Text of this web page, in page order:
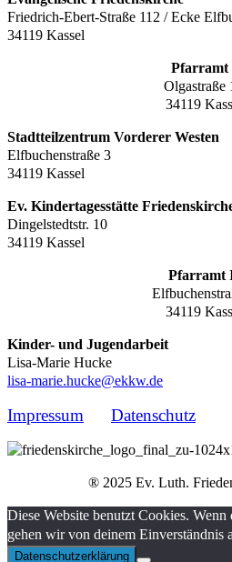
Friedrich-Ebert-Straße 112 / Ecke
34119 Kassel
Pfarramt
Olgastraße
34119
Stadtteilzentrum Vorderer Westen
Elfbuchenstraße 3
34119 Kassel
Ev. Kindertagesstätte
Dingelstedtstr. 10
34119 Kassel
Pfarramt
34119
Kinder- und Jugendarbeit
Lisa-Marie Hucke
lisa-marie.hucke@ekkw.de
Impressum Datenschutz
® 2025 Ev. Luth.
Diese Website benutzt Cookies.
gehen wir von deinem Einverständnis
Datenschutzerklärung